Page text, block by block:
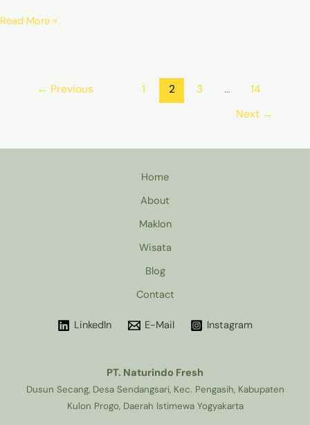
Read More »
← Previous 1 2 3 …
14
Next →
Home
About
Maklon
Wisata
Blog
Contact
LinkedIn E-Mail Instagram
PT. Naturindo Fresh
Dusun Secang, Desa Sendangsari, Kec. Pengasih, Kabupaten
Kulon Progo, Daerah Istimewa Yogyakarta